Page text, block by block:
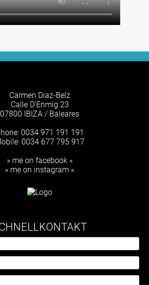
Carmen Diaz-Belz
Calle D'Enmig 23
07800 IBIZA / Baleares
0034 971 191 191
0034 677 795 917
» me on facebook «
» me on instagram «